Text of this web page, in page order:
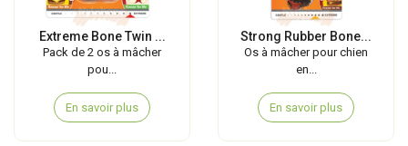
Extreme Bone Twin ...
Pack de 2 os à mâcher
pou...
En savoir plus
Strong Rubber Bone...
Os à mâcher pour chien
en...
En savoir plus